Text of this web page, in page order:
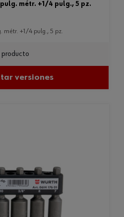
métr. +1/4 pulg., 5 pz.
métr. +1/4 pulg., 5 pz.
producto
versiones